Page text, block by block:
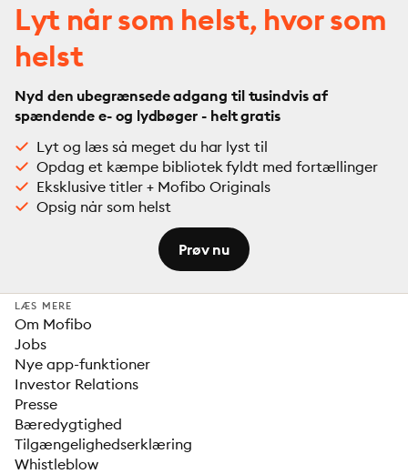
Lyt når som helst, hvor som
helst
Nyd den ubegrænsede adgang til tusindvis af
spændende e- og lydbøger - helt gratis
Lyt og læs så meget du har lyst til
Opdag et kæmpe bibliotek fyldt med fortællinger
Eksklusive titler + Mofibo Originals
Opsig når som helst
Prøv nu
LÆS MERE
Om Mofibo
Jobs
Nye app-funktioner
Investor Relations
Presse
Bæredygtighed
Tilgængelighedserklæring
Whistleblow